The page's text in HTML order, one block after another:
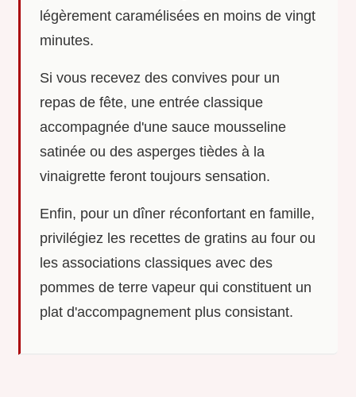
légèrement caramélisées en moins de vingt
minutes.
Si vous recevez des convives pour un
repas de fête, une entrée classique
accompagnée d'une sauce mousseline
satinée ou des asperges tièdes à la
vinaigrette feront toujours sensation.
Enfin, pour un dîner réconfortant en famille,
privilégiez les recettes de gratins au four ou
les associations classiques avec des
pommes de terre vapeur qui constituent un
plat d'accompagnement plus consistant.